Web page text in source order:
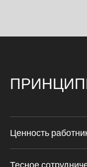
Ценность
Тесное